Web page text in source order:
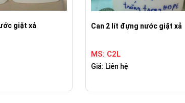
giặt xả Can 2 lít đựng nước giặt xả
MS: C2L
Giá: Liên hệ